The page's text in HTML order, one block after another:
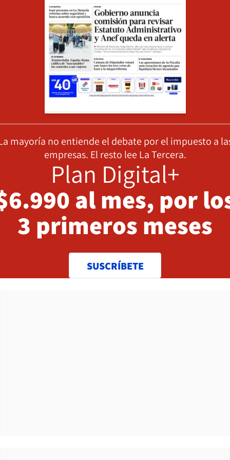
mayoría no entiende el debate por el impuesto a
empresas. El resto lee La Tercera.
Plan Digital+
al mes, por
3 primeros meses
SUSCRÍBETE